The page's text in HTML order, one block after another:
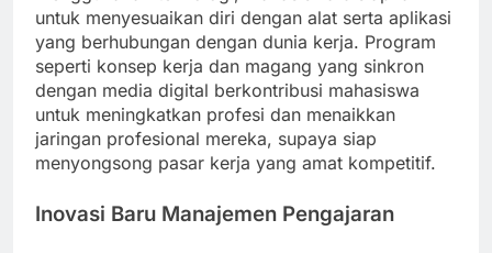
untuk menyesuaikan diri dengan alat serta aplikasi
yang berhubungan dengan dunia kerja. Program
seperti konsep kerja dan magang yang sinkron
dengan media digital berkontribusi mahasiswa
untuk meningkatkan profesi dan menaikkan
jaringan profesional mereka, supaya siap
menyongsong pasar kerja yang amat kompetitif.
Inovasi Baru Manajemen Pengajaran